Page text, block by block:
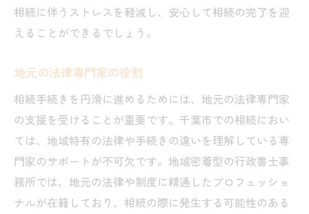
相続に伴うストレスを軽減し、安心して相続の完了を迎
えることができるでしょう。
地元の法律専門家の役割
相続手続きを円滑に進めるためには、地元の法律専門家
の支援を受けることが重要です。千葉市での相続におい
ては、地域特有の法律や手続きの違いを理解している専
門家のサポートが不可欠です。地域密着型の行政書士事
務所では、地元の法律や制度に精通したプロフェッショ
ナルが在籍しており、相続の際に発生する可能性のある